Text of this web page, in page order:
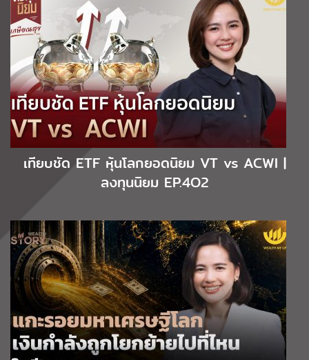
เทียบชัด ETF หุ้นโลกยอดนิยม VT vs ACWI |
ลงทุนนิยม EP.4O2